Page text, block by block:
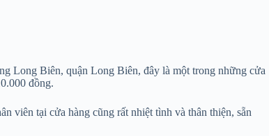
Long Biên, quận Long Biên, đây là một trong những cửa
đồng.
viên tại cửa hàng cũng rất nhiệt tình và thân thiện, sẵn